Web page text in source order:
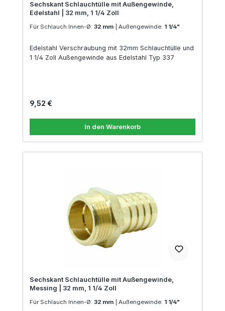
Sechskant Schlauchtülle mit Außengewinde,
Edelstahl | 32 mm, 1 1/4 Zoll
Für Schlauch Innen-Ø: 32 mm Außengewinde: 1 1/4"
Edelstahl Verschraubung mit 32mm Schlauchtülle und
1 1/4 Zoll Außengewinde aus Edelstahl Typ 337
Regulärer Preis:
9,52 €
In den Warenkorb
Sechskant Schlauchtülle mit Außengewinde,
Messing | 32 mm, 1 1/4 Zoll
Für Schlauch Innen-Ø: 32 mm Außengewinde: 1 1/4"